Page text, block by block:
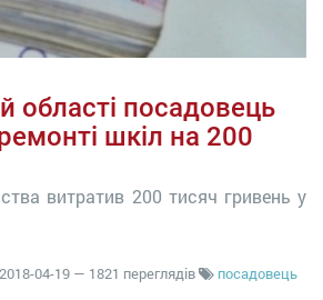
області посадовець
шкіл на 200
витратив 200 тисяч гривень у
2018-04-19 — 1821 переглядів
посадовець